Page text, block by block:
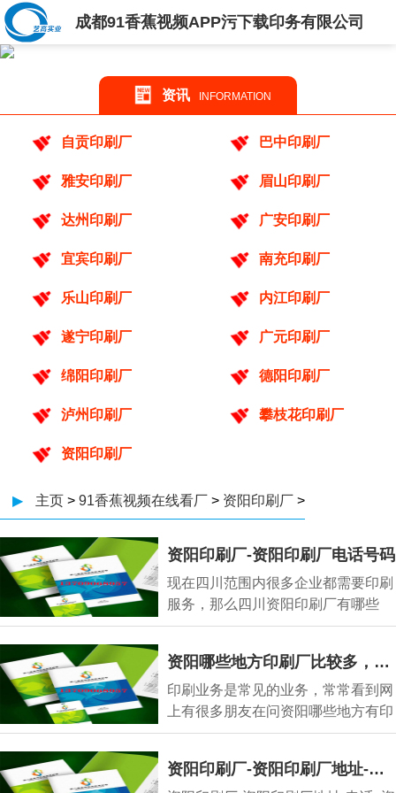
成都91香蕉视频APP污下载印务有限公司
资讯 INFORMATION
自贡印刷厂 巴中印刷厂
雅安印刷厂 眉山印刷厂
达州印刷厂 广安印刷厂
宜宾印刷厂 南充印刷厂
乐山印刷厂 内江印刷厂
遂宁印刷厂 广元印刷厂
绵阳印刷厂 德阳印刷厂
泸州印刷厂 攀枝花印刷厂
资阳印刷厂
▶ 主页 > 91香蕉视频在线看厂 > 资阳印刷厂 >
资阳印刷厂-资阳印刷厂电话号码
现在四川范围内很多企业都需要印刷
服务，那么四川资阳印刷厂有哪些
呢，资阳印刷厂
资阳哪些地方印刷厂比较多，资阳印刷厂主要集中在哪里
印刷业务是常见的业务，常常看到网
上有很多朋友在问资阳哪些地方有印
刷厂、资阳哪
资阳印刷厂-资阳印刷厂地址-电话